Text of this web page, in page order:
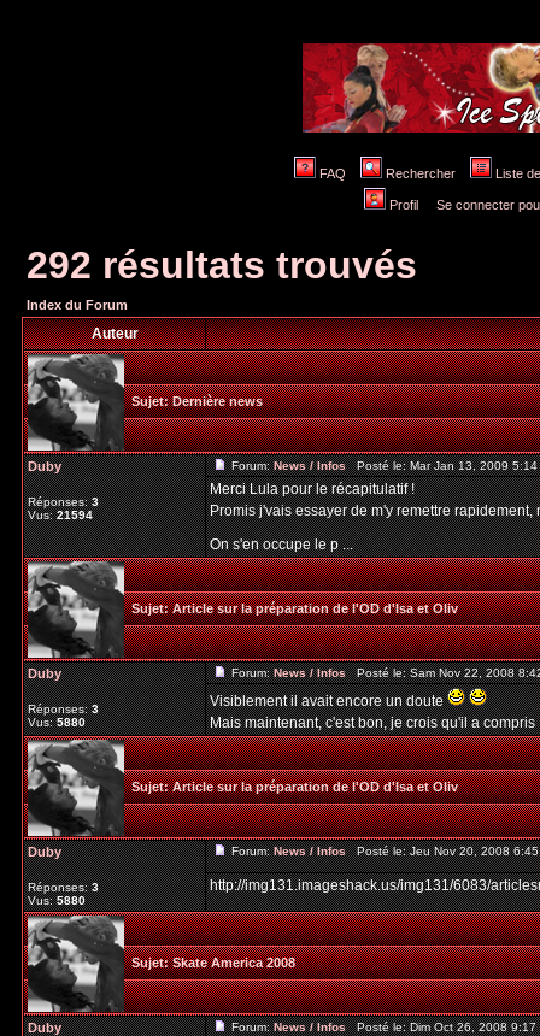
FAQ Rechercher Liste
Profil Se connecter
292 résultats trouvés
Index du Forum
Auteur
Sujet:Dernière news
Duby
Réponses:3
Vus:21594
Forum:News / InfosPosté le: Mar Jan 13, 2009
Merci Lula pour le récapitulatif !
Promis j'vais essayer de m'y remettre
On s'en occupe le p ...
Sujet:Article sur la préparation de l'OD d'Isa et Oliv
Duby
Réponses:3
Vus:5880
Forum:News / InfosPosté le: Sam Nov 22, 2008
Visiblement il avait encore un doute
Mais maintenant, c'est bon, je crois qu'il a
Sujet:Article sur la préparation de l'OD d'Isa et Oliv
Duby
Réponses:3
Vus:5880
Forum:News / InfosPosté le: Jeu Nov 20, 2008
http://img131.imageshack.us/img131/6083/
Sujet:Skate America 2008
Duby Forum:News / InfosPosté le: Dim Oct 26, 2008